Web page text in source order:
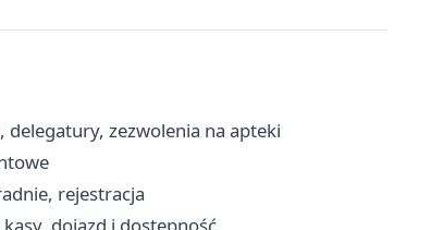
zezwolenia na apteki
rejestracja